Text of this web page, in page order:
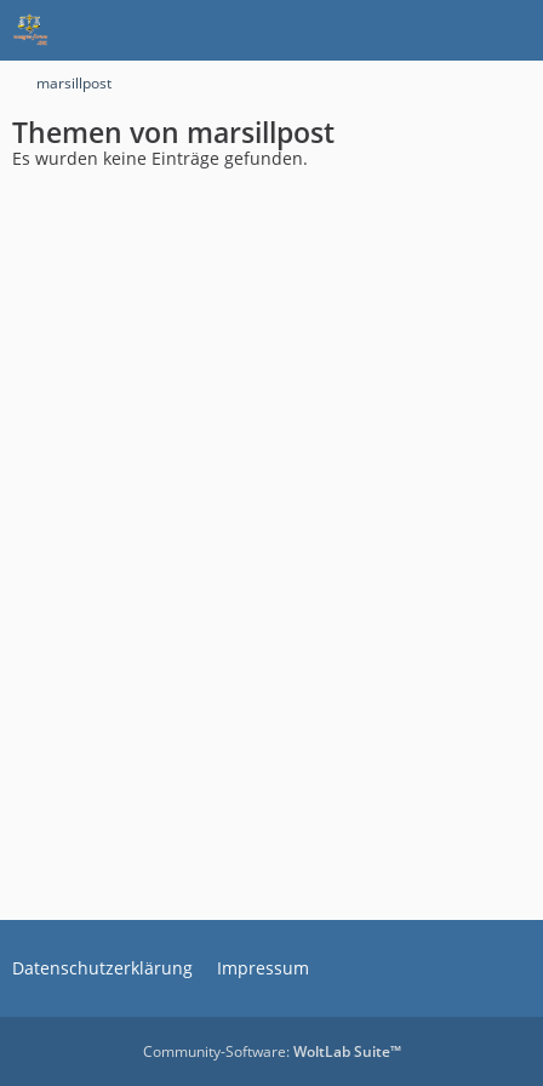
marsillpost
Themen von marsillpost
Es wurden keine Einträge gefunden.
Datenschutzerklärung Impressum
Community-Software:WoltLab Suite™